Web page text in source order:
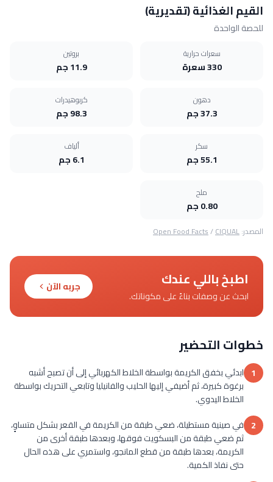
القيم الغذائية (تقديرية)
للحصة الواحدة
سعرات حرارية
330 سعرة
بروتين
11.9 جم
دهون
37.3 جم
كربوهيدرات
98.3 جم
سكر
55.1 جم
ألياف
6.1 جم
ملح
0.80 جم
المصدر: Open Food Facts/CIQUAL
اطبخ باللي عندك
ابحث عن وصفات بناءً على مكوناتك.
جربه الآن
خطوات التحضير
1 ابدئي بخفق الكريمة بواسطة الخلاط الكهربائي إلى أن تصبح أشبه
برغوة كبيرة، ثم أضيفي إليها الحليب والفانيليا وتابعي التحريك بواسطة
الخلاط اليدوي.
2 في صينية مستطيلة، ضعي طبقة من الكريمة في القعر بشكل متساوٍ،
ثم ضعي طبقة من البسكويت فوقها، وبعدها طبقة أخرى من
الكريمة، بعدها طبقة من قطع المانجو، واستمري على هذه الحال
حتى نفاذ الكمية.